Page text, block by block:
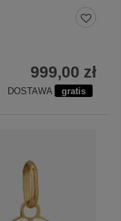
999,00 zł
DOSTAWA gratis